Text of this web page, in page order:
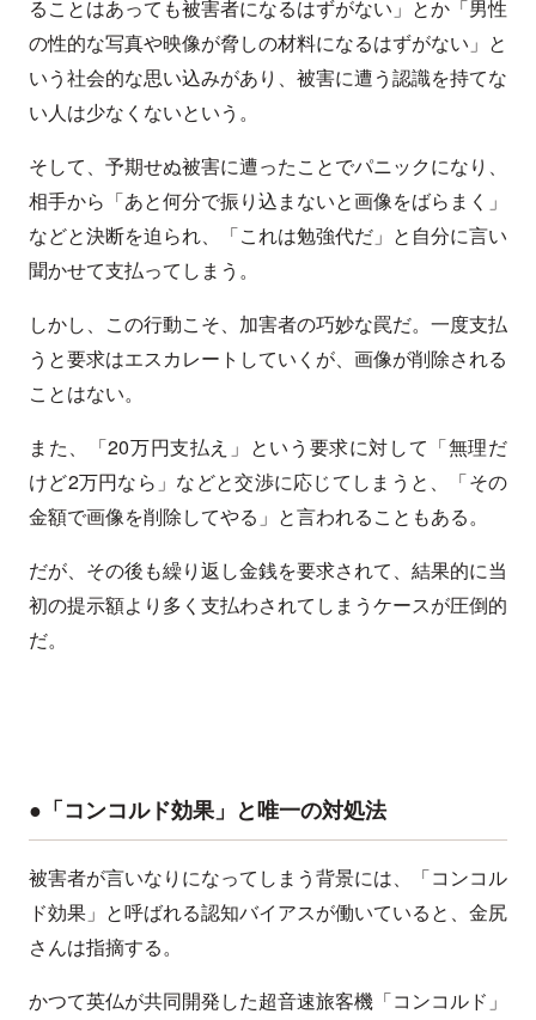
ることはあっても被害者になるはずがない」とか「男性
の性的な写真や映像が脅しの材料になるはずがない」と
いう社会的な思い込みがあり、被害に遭う認識を持てな
い人は少なくないという。
そして、予期せぬ被害に遭ったことでパニックになり、
相手から「あと何分で振り込まないと画像をばらまく」
などと決断を迫られ、「これは勉強代だ」と自分に言い
聞かせて支払ってしまう。
しかし、この行動こそ、加害者の巧妙な罠だ。一度支払
うと要求はエスカレートしていくが、画像が削除される
ことはない。
また、「20万円支払え」という要求に対して「無理だ
けど2万円なら」などと交渉に応じてしまうと、「その
金額で画像を削除してやる」と言われることもある。
だが、その後も繰り返し金銭を要求されて、結果的に当
初の提示額より多く支払わされてしまうケースが圧倒的
だ。
●「コンコルド効果」と唯一の対処法
被害者が言いなりになってしまう背景には、「コンコル
ド効果」と呼ばれる認知バイアスが働いていると、金尻
さんは指摘する。
かつて英仏が共同開発した超音速旅客機「コンコルド」